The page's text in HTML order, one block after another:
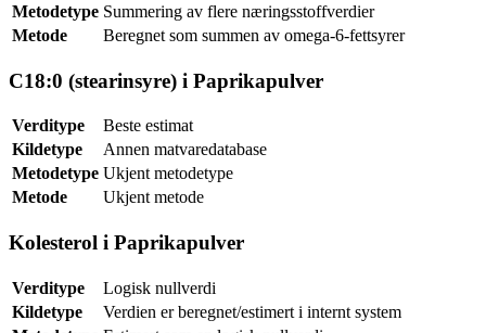
Metodetype Summering av flere næringsstoffverdier
Metode
Beregnet som summen av omega-6-fettsyrer
C18:0 (stearinsyre) i Paprikapulver
Verditype
Beste estimat
Kildetype
Annen matvaredatabase
Metodetype Ukjent metodetype
Metode
Ukjent metode
Kolesterol i Paprikapulver
Verditype
Logisk nullverdi
Kildetype
Verdien er beregnet/estimert i internt system